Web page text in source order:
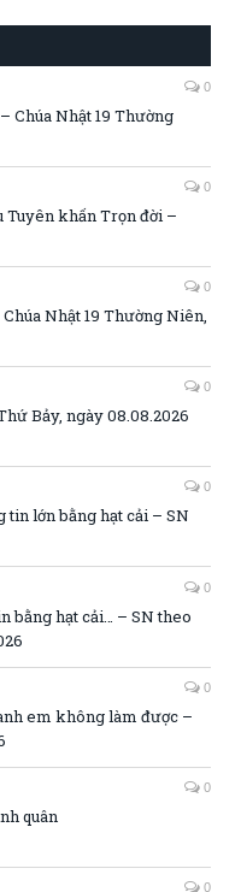
0
Chúa Nhật 19 Thường
0
Tuyên khấn Trọn đời –
0
Nhật 19 Thường Niên,
0
Bảy, ngày 08.08.2026
0
tin lớn bằng hạt cải – SN
0
bằng hạt cải… – SN theo
0
em không làm được –
0
quân
0